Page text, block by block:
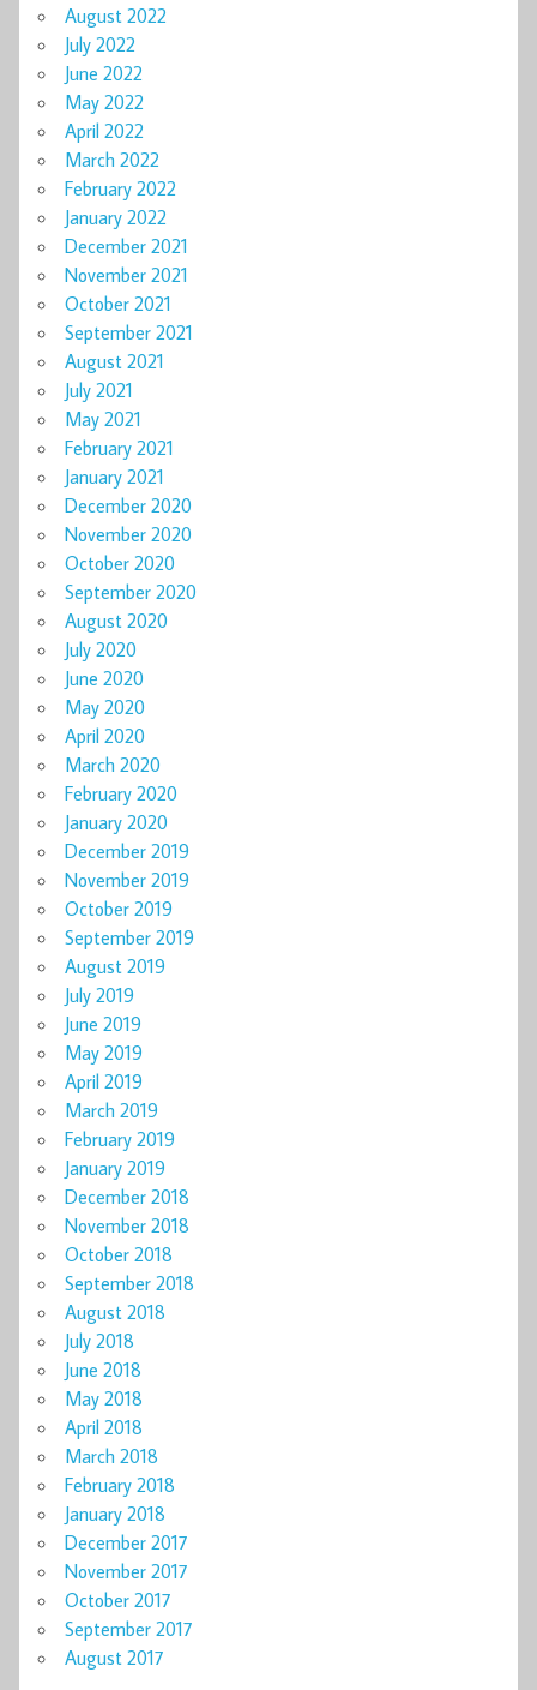
August 2022
July 2022
June 2022
May 2022
April 2022
March 2022
February 2022
January 2022
December 2021
November 2021
October 2021
September 2021
August 2021
July 2021
May 2021
February 2021
January 2021
December 2020
November 2020
October 2020
September 2020
August 2020
July 2020
June 2020
May 2020
April 2020
March 2020
February 2020
January 2020
December 2019
November 2019
October 2019
September 2019
August 2019
July 2019
June 2019
May 2019
April 2019
March 2019
February 2019
January 2019
December 2018
November 2018
October 2018
September 2018
August 2018
July 2018
June 2018
May 2018
April 2018
March 2018
February 2018
January 2018
December 2017
November 2017
October 2017
September 2017
August 2017